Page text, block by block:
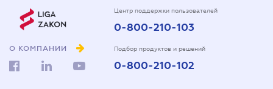
О КОМПАНИИ
Центр поддержки пользователей
0-800-210-103
Подбор продуктов и решений
0-800-210-102